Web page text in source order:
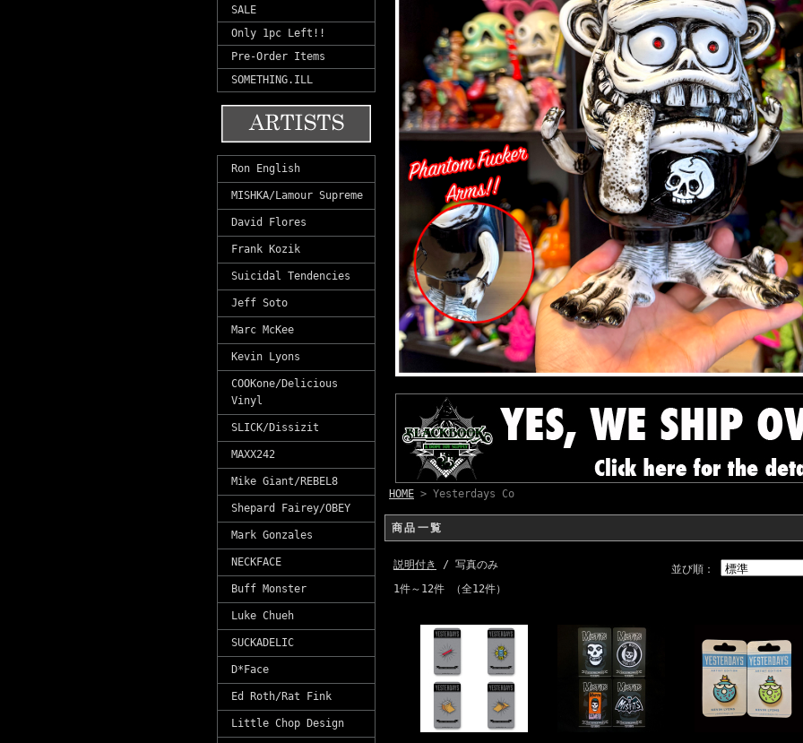
SALE
Only 1pc Left!!
Pre-Order Items
SOMETHING.ILL
Ron English
MISHKA/Lamour Supreme
David Flores
Frank Kozik
Suicidal Tendencies
Jeff Soto
Marc McKee
Kevin Lyons
COOKone/Delicious
Vinyl
SLICK/Dissizit
MAXX242
Mike Giant/REBEL8
Shepard Fairey/OBEY
Mark Gonzales
NECKFACE
Buff Monster
Luke Chueh
SUCKADELIC
D*Face
Ed Roth/Rat Fink
Little Chop Design
HOME > Yesterdays Co
商品一覧
並び順：
説明付き
/ 写真のみ
1件～12件 （全12件）